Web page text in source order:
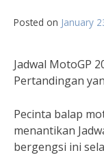
Posted on January
Jadwal MotoGP
Pertandingan
Pecinta balap
menantikan
bergengsi ini